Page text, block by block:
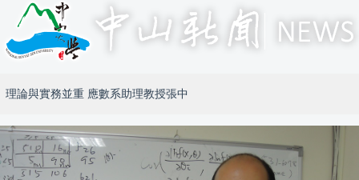
理論與實務並重 應數系助理教授張中